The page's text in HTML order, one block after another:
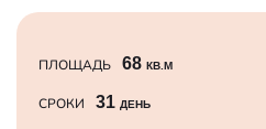
ПЛОЩАДЬ 68 КВ.М
СРОКИ 31 ДЕНЬ